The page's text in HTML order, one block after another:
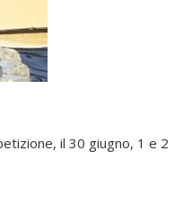
il 30 giugno, 1 e 2